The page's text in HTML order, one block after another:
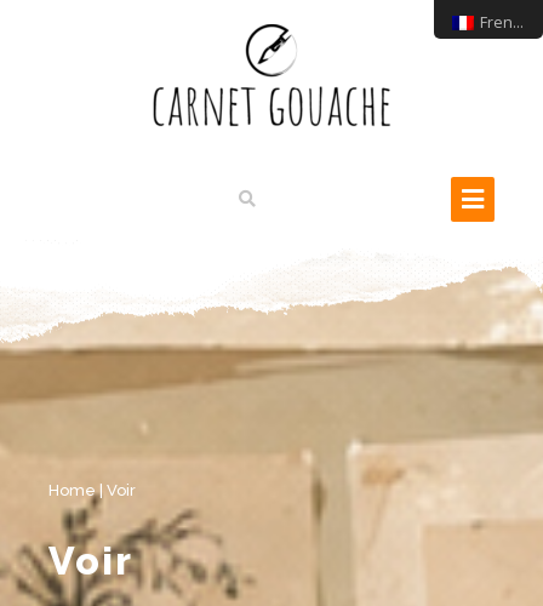
Home| Voir
Voir
French